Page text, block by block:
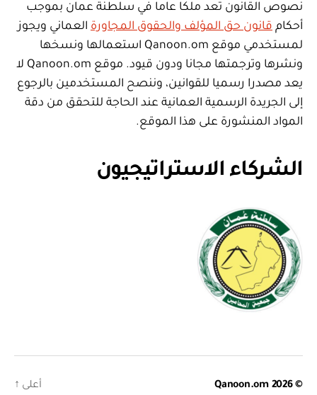
نصوص القانون تعد ملكا عاما في سلطنة عمان بموجب
أحكام قانون حق المؤلف والحقوق المجاورة العماني ويجوز
لمستخدمي موقع Qanoon.om استعمالها ونسخها
ونشرها وترجمتها مجانا ودون قيود. موقع Qanoon.om لا
يعد مصدرا رسميا للقوانين، وننصح المستخدمين بالرجوع
إلى الجريدة الرسمية العمانية عند الحاجة للتحقق من دقة
المواد المنشورة على هذا الموقع.
الشركاء الاستراتيجيون
© 2026
Qanoon.om أعلى ↑